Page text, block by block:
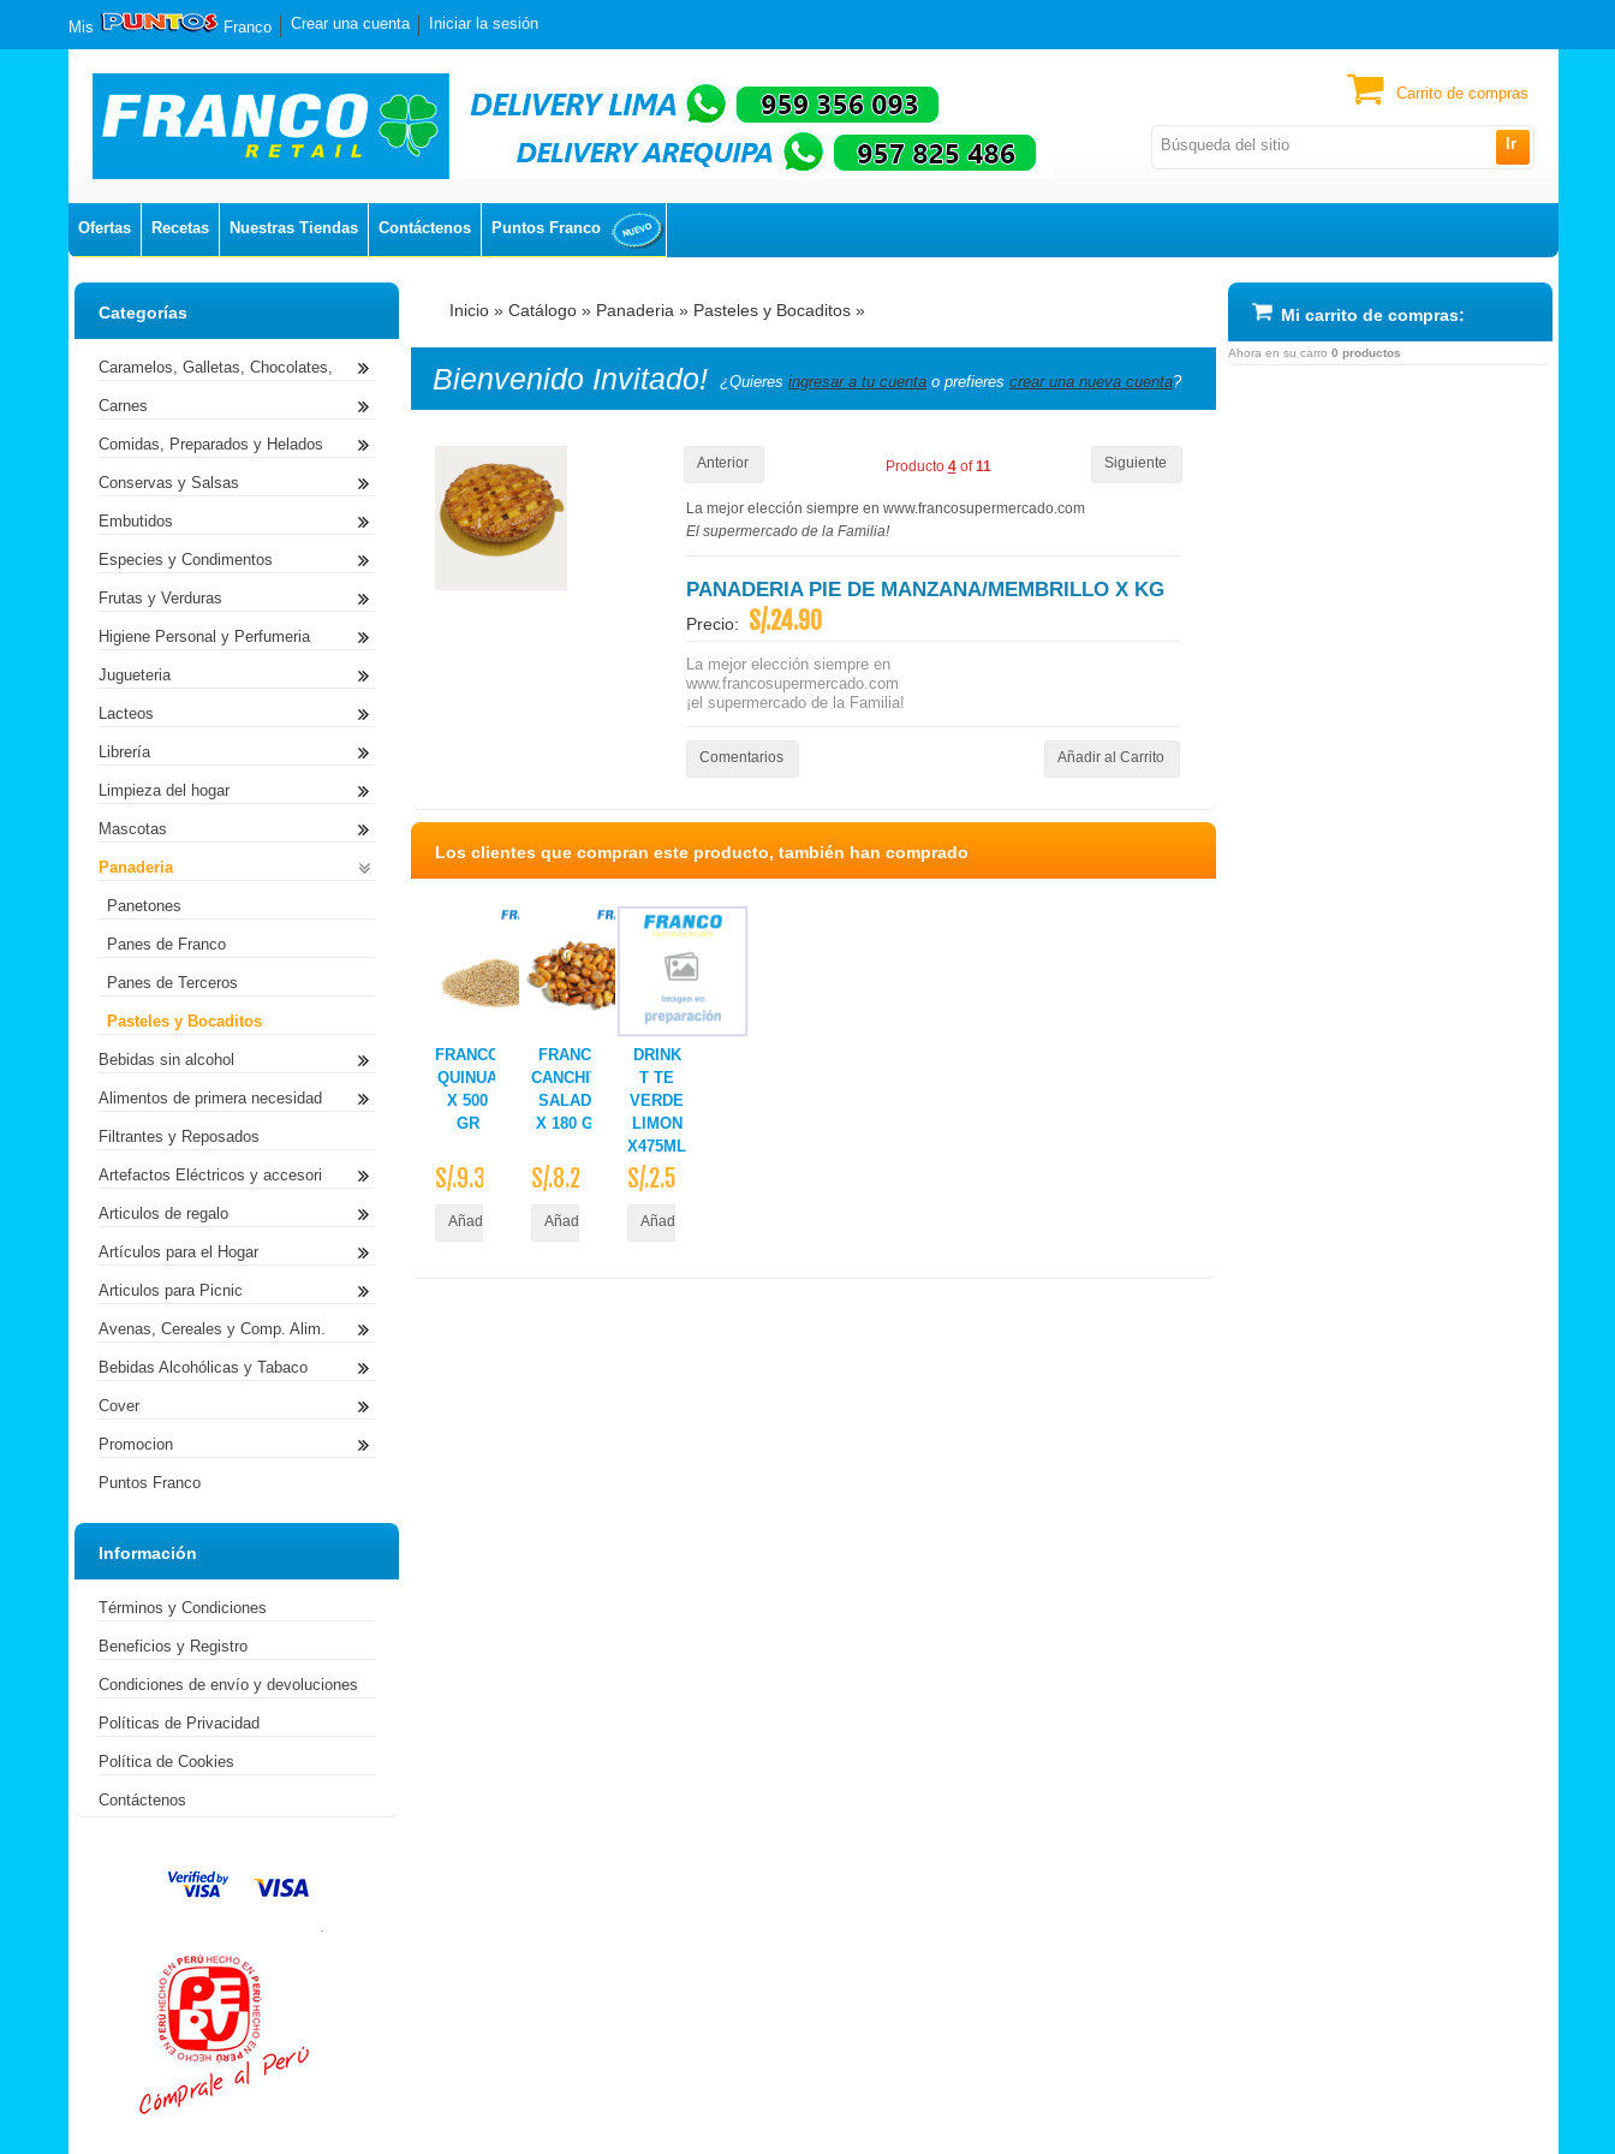
Ir
Mis Franco Crear una cuenta Iniciar la sesión
Ofertas Recetas Nuestras Tiendas Contáctenos Puntos Franco
Carrito de compras
Inicio » Catálogo » Panaderia » Pasteles y Bocaditos »
Bienvenido Invitado! ¿Quieres ingresar a tu cuenta o prefieres crear una nueva cuenta?
Anterior Siguiente
Producto 4of11
La mejor elección siempre en www.francosupermercado.com
El supermercado de la Familia!
PANADERIA PIE DE MANZANA/MEMBRILLO X KG
Precio: S/.24.90
La mejor elección siempre en
www.francosupermercado.com
¡el supermercado de la Familia!
Comentarios Añadir al Carrito
Los clientes que compran este producto, también han comprado
FRANCO
QUINUA
X 500
GR
S/.9.30
Añadir al Carrito
FRANCO
CANCHITA
SALADA
X 180 GR
S/.8.20
Añadir al Carrito
DRINK
T TE
VERDE
LIMON
X475ML
S/.2.50
Añadir al Carrito
Categorías
Caramelos, Galletas, Chocolates,
Carnes
Comidas, Preparados y Helados
Conservas y Salsas
Embutidos
Especies y Condimentos
Frutas y Verduras
Higiene Personal y Perfumeria
Jugueteria
Lacteos
Librería
Limpieza del hogar
Mascotas
Panaderia
Panetones
Panes de Franco
Panes de Terceros
Pasteles y Bocaditos
Bebidas sin alcohol
Alimentos de primera necesidad
Filtrantes y Reposados
Artefactos Eléctricos y accesori
Articulos de regalo
Artículos para el Hogar
Articulos para Picnic
Avenas, Cereales y Comp. Alim.
Bebidas Alcohólicas y Tabaco
Cover
Promocion
Puntos Franco
Información
Términos y Condiciones
Beneficios y Registro
Condiciones de envío y devoluciones
Políticas de Privacidad
Política de Cookies
Contáctenos
.
Mi carrito de compras:
Ahora en su carro 0 productos